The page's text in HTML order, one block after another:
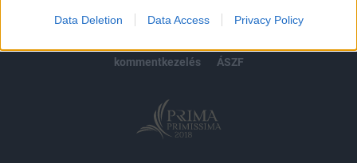
Data Deletion Data Access Privacy Policy
jogi nyilatkozat
kommentkezelés
ÁSZF